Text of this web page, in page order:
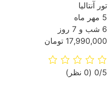
تور آنتالیا
5 مهر ماه
6 شب و 7 روز
17,990,000 تومان
‫0/5 ‫(0 نظر)